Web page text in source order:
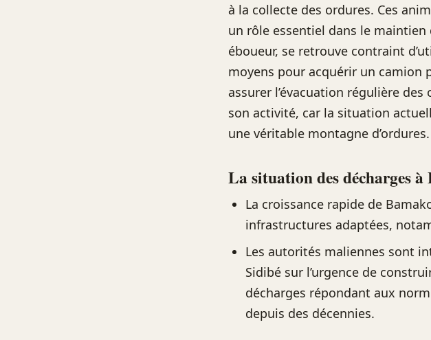
à la collecte des ordures. Ces
un rôle essentiel dans le
éboueur, se retrouve contraint
moyens pour acquérir un camion
assurer l’évacuation régulière
son activité, car la situation
une véritable montagne d’ordures.
La situation des décharges à
La croissance rapide de
infrastructures adaptées,
Les autorités maliennes sont
Sidibé sur l’urgence de
décharges répondant aux
depuis des décennies.